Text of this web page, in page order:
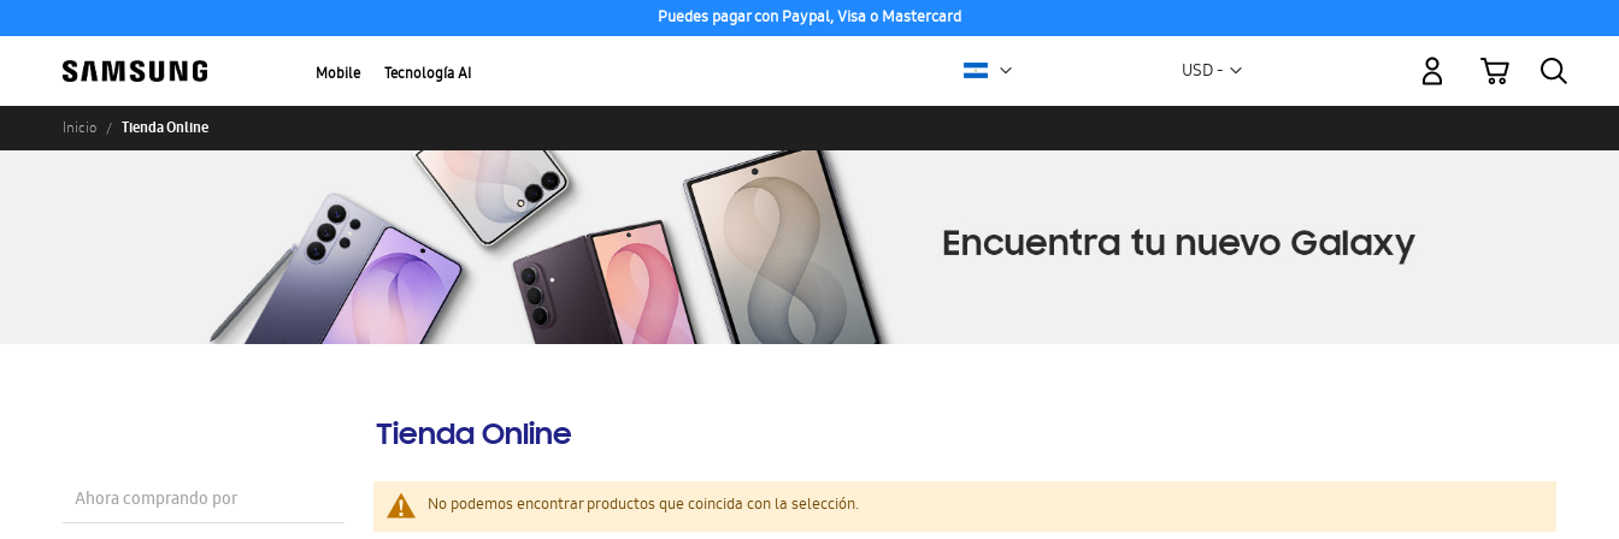
Puedes pagar con Paypal, Visa o Mastercard
Mobile Tecnología AI Moneda
USD -
Mi carrito
Inicio Tienda Online
Tienda Online
No podemos encontrar productos que coincida con la selección.
Ahora comprando por